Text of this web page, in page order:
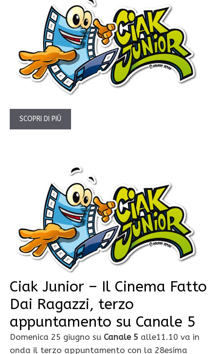
SCOPRI DI PIÙ
Ciak Junior – Il Cinema Fatto
Dai Ragazzi, terzo
appuntamento su Canale 5
Domenica 25 giugno su Canale 5 alle11.10 va in
onda il terzo appuntamento con la 28esima